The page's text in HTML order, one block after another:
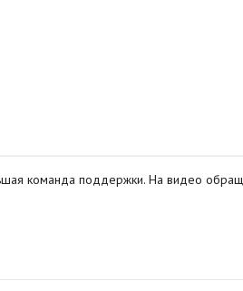
команда поддержки. На видео